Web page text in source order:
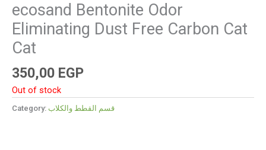
ecosand Bentonite Odor
Eliminating Dust Free Carbon Cat
Cat
350,00 EGP
Out of stock
Category: قسم القطط والكلاب